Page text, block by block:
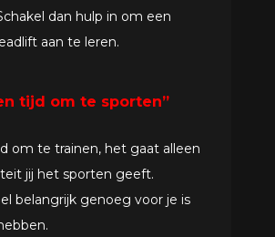
dan hulp in om een
aan te leren.
tijd om te sporten”
om te trainen, het gaat alleen
jij het sporten geeft.
belangrijk genoeg voor je is